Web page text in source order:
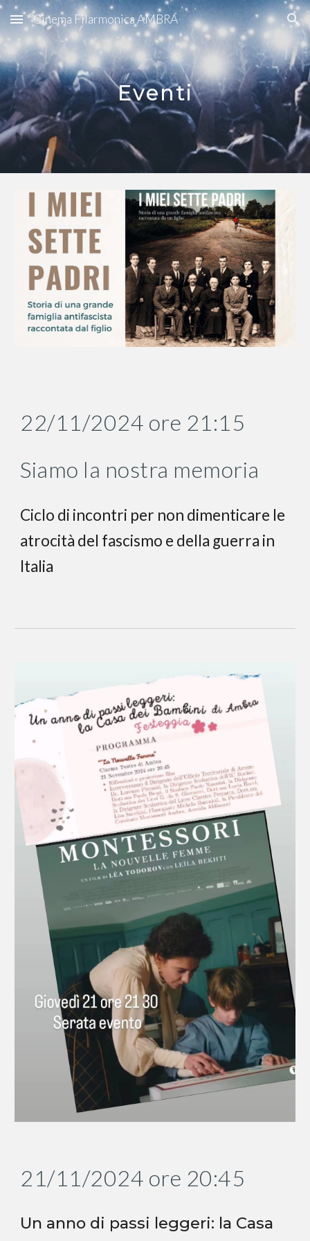
Skip to main content Skip to navigation
Cinema Filarmonica AMBRA
Eventi
22/11/2024 ore 21:15
Siamo la nostra memoria
Ciclo di incontri per non dimenticare le
atrocità del fascismo e della guerra in
Italia
21/11/2024 ore 20:45
Un anno di passi leggeri: la Casa